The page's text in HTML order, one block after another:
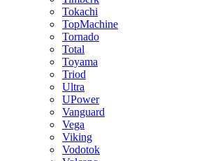
Tokachi
TopMachine
Tornado
Total
Toyama
Triod
Ultra
UPower
Vanguard
Vega
Viking
Vodotok